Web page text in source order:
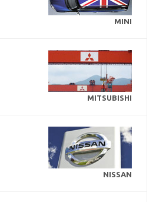
MINI
MITSUBISHI
NISSAN